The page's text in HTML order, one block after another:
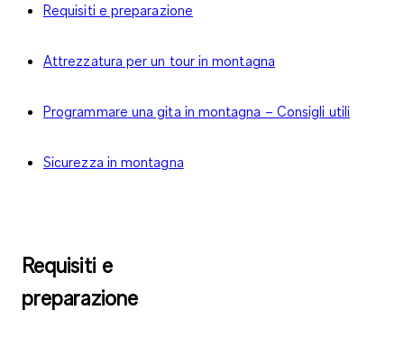
Requisiti e preparazione
Attrezzatura per un tour in montagna
Programmare una gita in montagna – Consigli utili
Sicurezza in montagna
Requisiti e
preparazione